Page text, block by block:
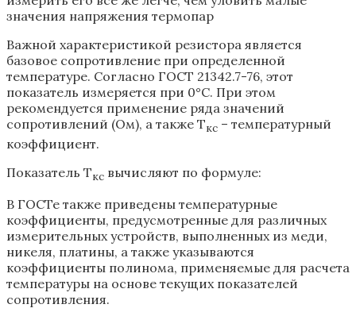
значения напряжения термопар
Важной характеристикой резистора является
базовое сопротивление при определенной
температуре. Согласно ГОСТ 21342.7-76, этот
показатель измеряется при 0°С. При этом
рекомендуется применение ряда значений
сопротивлений (Ом), а также Ткс – температурный
коэффициент.
Показатель Ткс вычисляют по формуле:
В ГОСТе также приведены температурные
коэффициенты, предусмотренные для различных
измерительных устройств, выполненных из меди,
никеля, платины, а также указываются
коэффициенты полинома, применяемые для расчета
температуры на основе текущих показателей
сопротивления.